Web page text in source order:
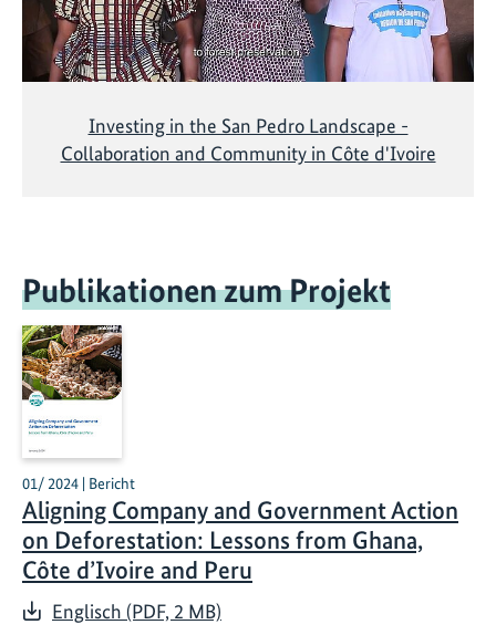
Investing in the San Pedro Landscape -
Collaboration and Community in Côte d'Ivoire
Publikationen zum Projekt
01/ 2024 | Bericht
Aligning Company and Government Action
on Deforestation: Lessons from Ghana,
Côte d’Ivoire and Peru
Englisch (PDF, 2 MB)